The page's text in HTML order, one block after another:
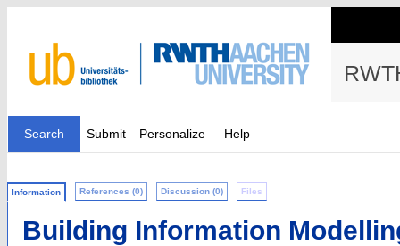
Search Submit Personalize Help
Information References (0) Discussion (0) Files
Building Information